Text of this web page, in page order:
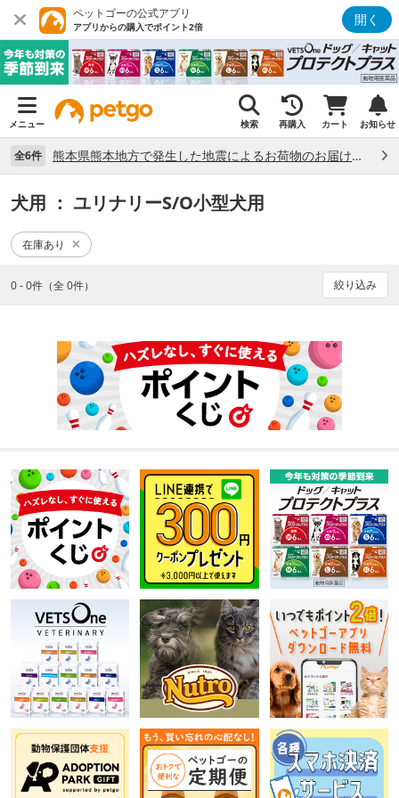
ペットゴーの公式アプリ
アプリからの購入でポイント2倍 開く
メニュー 検索 再購入 カート お知らせ
全6件 熊本県熊本地方で発生した地震によるお荷物のお届け状況について （7/28）
犬用 ： ユリナリーS/O小型犬用
在庫あり
0 - 0件（全 0件） 絞り込み